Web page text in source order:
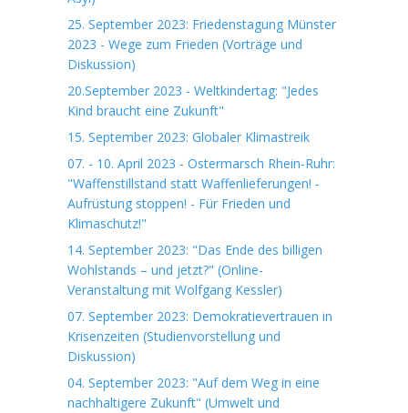
25. September 2023: Friedenstagung Münster
2023 - Wege zum Frieden (Vorträge und
Diskussion)
20.September 2023 - Weltkindertag: "Jedes
Kind braucht eine Zukunft"
15. September 2023: Globaler Klimastreik
07. - 10. April 2023 - Ostermarsch Rhein-Ruhr:
"Waffenstillstand statt Waffenlieferungen! -
Aufrüstung stoppen! - Für Frieden und
Klimaschutz!"
14. September 2023: "Das Ende des billigen
Wohlstands – und jetzt?" (Online-
Veranstaltung mit Wolfgang Kessler)
07. September 2023: Demokratievertrauen in
Krisenzeiten (Studienvorstellung und
Diskussion)
04. September 2023: "Auf dem Weg in eine
nachhaltigere Zukunft" (Umwelt und